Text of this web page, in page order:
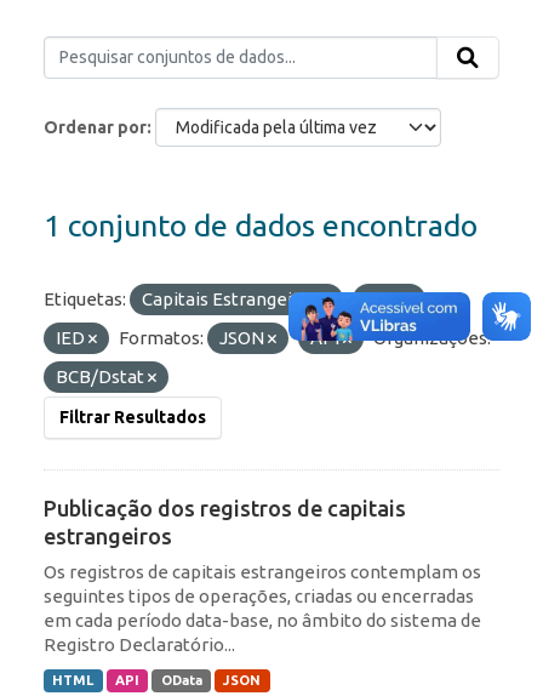
Ordenar por
1 conjunto de dados encontrado
Etiquetas: Capitais Estrangeiros
RDE
IED
Formatos: JSON API
Organizações:
BCB/Dstat
Filtrar Resultados
Publicação dos registros de capitais
estrangeiros
Os registros de capitais estrangeiros contemplam os
seguintes tipos de operações, criadas ou encerradas
em cada período data-base, no âmbito do sistema de
Registro Declaratório...
HTML API OData JSON